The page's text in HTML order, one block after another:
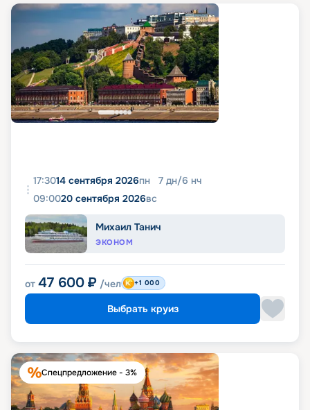
17:3014 сентября 2026пн 7 дн/6 нч
09:0020 сентября 2026вс
Михаил Танич
ЭКОНОМ
от 47 600 ₽ /чел +1 000
Выбрать круиз
Спецпредложение - 3%